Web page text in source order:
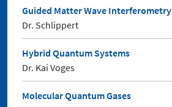
Guided Matter Wave Interferometry
Dr. Schlippert
Hybrid Quantum Systems
Dr. Kai Voges
Molecular Quantum Gases